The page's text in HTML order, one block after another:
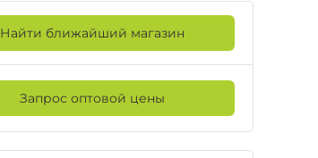
Найти ближайший магазин
Запрос оптовой цены